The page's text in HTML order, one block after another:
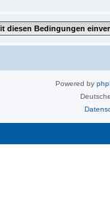
Powered by